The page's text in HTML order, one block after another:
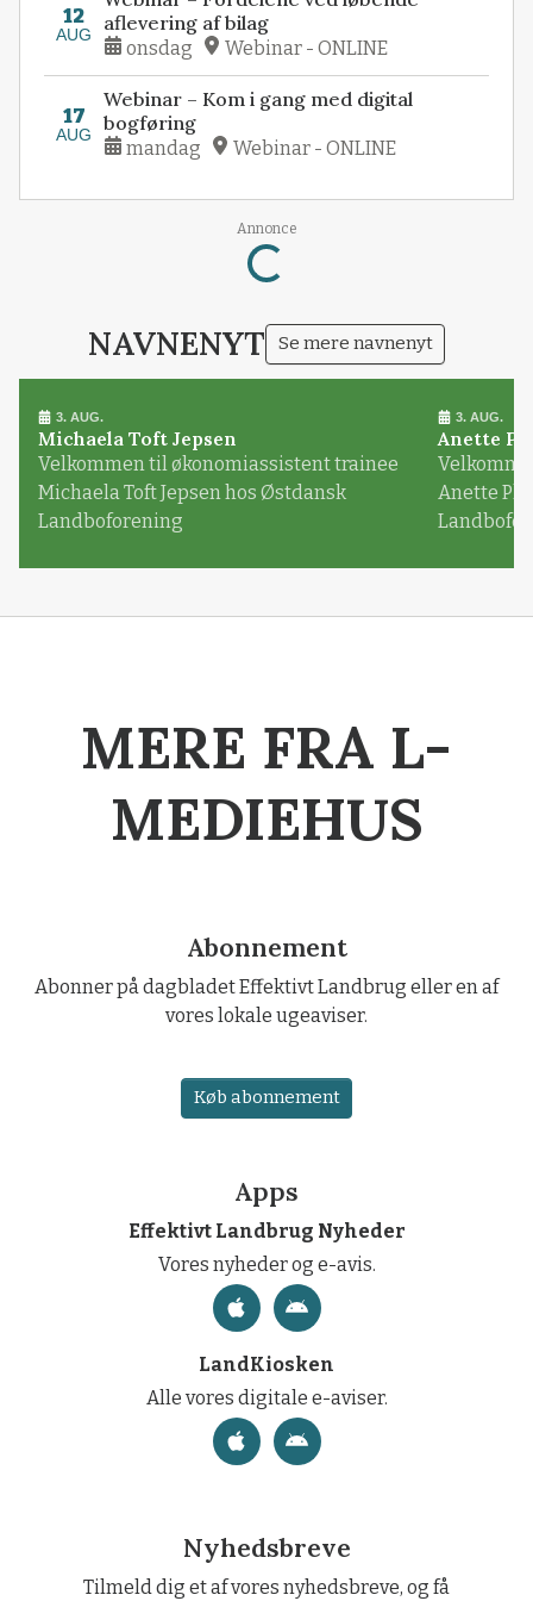
12
AUG
aflevering af bilag
onsdag Webinar - ONLINE
17
AUG
Webinar – Kom i gang med digital
bogføring
mandag Webinar - ONLINE
Annonce
Loading...
NAVNENYT Se mere navnenyt
3. AUG.
Michaela Toft Jepsen
Velkommen til økonomiassistent trainee
Michaela Toft Jepsen hos Østdansk
Landboforening
3. AUG.
Anette
Anette
MERE FRA L-
MEDIEHUS
Abonnement
Abonner på dagbladet Effektivt Landbrug eller en af
vores lokale ugeaviser.
Køb abonnement
Apps
Effektivt Landbrug Nyheder
Vores nyheder og e-avis.
LandKiosken
Alle vores digitale e-aviser.
Nyhedsbreve
Tilmeld dig et af vores nyhedsbreve, og få